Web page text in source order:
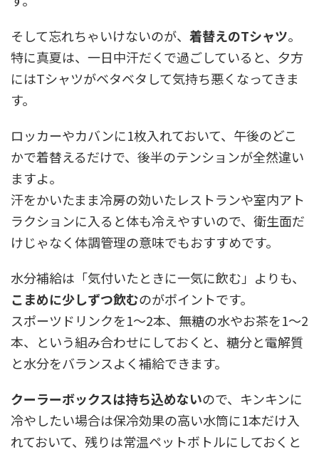
そして忘れちゃいけないのが、 着替えのTシャツ。
特に真夏は、一日中汗だくで過ごしていると、夕方
にはTシャツがベタベタして気持ち悪くなってきま
す。
ロッカーやカバンに1枚入れておいて、午後のどこ
かで着替えるだけで、後半のテンションが全然違い
ますよ。
汗をかいたまま冷房の効いたレストランや室内アト
ラクションに入ると体も冷えやすいので、衛生面だ
けじゃなく体調管理の意味でもおすすめです。
水分補給は「気付いたときに一気に飲む」よりも、
こまめに少しずつ飲むのがポイントです。
スポーツドリンクを1〜2本、無糖の水やお茶を1〜2
本、という組み合わせにしておくと、糖分と電解質
と水分をバランスよく補給できます。
クーラーボックスは持ち込めないので、キンキンに
冷やしたい場合は保冷効果の高い水筒に1本だけ入
れておいて、残りは常温ペットボトルにしておくと